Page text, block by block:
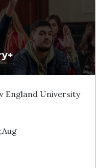
Ghi danh
Tham vấn Interlink
England University